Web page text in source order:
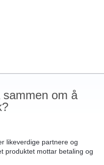
om å
likeverdige partnere og
produktet mottar betaling og